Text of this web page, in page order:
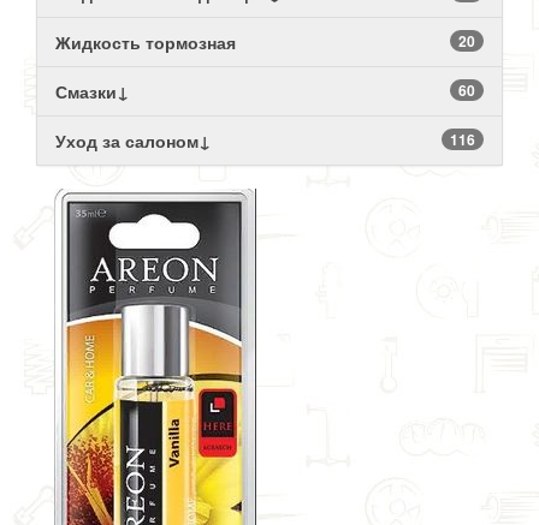
Жидкость тормозная 20
Смазки↓ 60
Уход за салоном↓ 116